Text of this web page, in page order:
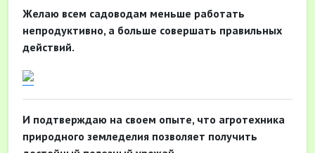
Желаю всем садоводам меньше работать
непродуктивно, а больше совершать правильных
действий.
И подтверждаю на своем опыте, что агротехника
природного земледелия позволяет получить